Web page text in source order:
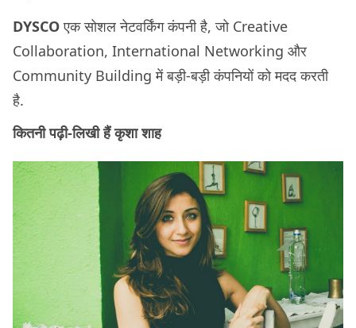
DYSCOएक सोशल नेटवर्किंग कंपनी है, जो Creative
Collaboration, International Networking और
Community Building में बड़ी-बड़ी कंपनियों को मदद करती
है.
कितनी पढ़ी-लिखी हैं कृशा शाह